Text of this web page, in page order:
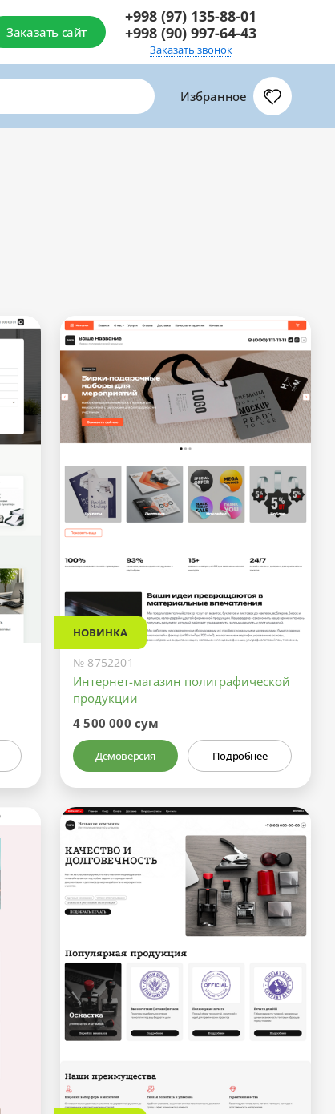
Заказать сайт
+998 (97) 135-88-01
+998 (90) 997-64-43
Заказать звонок
Избранное
НОВИНКА
№ 8752201
Интернет-магазин полиграфической
продукции
4 500 000 сум
Демоверсия Подробнее